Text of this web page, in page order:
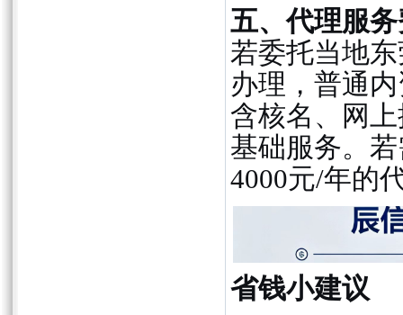
五、代理服
若委托当地
办理，普通
含核名、网
基础服务。
4000元/年的
省钱小建议